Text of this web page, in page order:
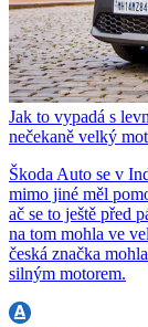
Jak to vypadá s
nečekaně velký
Škoda Auto se v
mimo jiné měl
ač se to ještě před
na tom mohla ve
česká značka
silným motorem.